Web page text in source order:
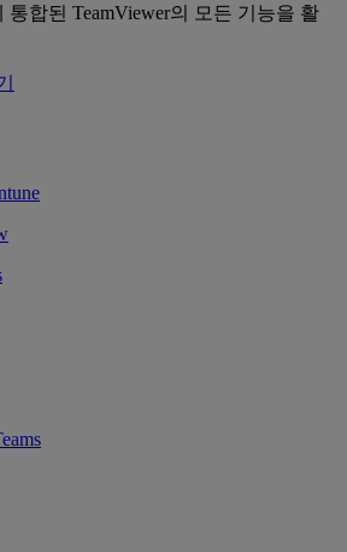
합된 TeamViewer의 모든 기능을 활